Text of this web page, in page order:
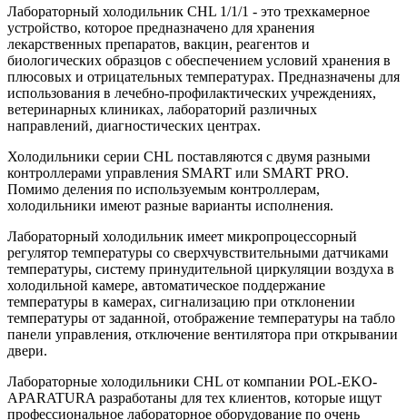
Лабораторный холодильник CHL 1/1/1 - это трехкамерное
устройство, которое предназначено для хранения
лекарственных препаратов, вакцин, реагентов и
биологических образцов с обеспечением условий хранения в
плюсовых и отрицательных температурах. Предназначены для
использования в лечебно-профилактических учреждениях,
ветеринарных клиниках, лабораторий различных
направлений, диагностических центрах.
Холодильники серии CHL поставляются с двумя разными
контроллерами управления SMART или SMART PRO.
Помимо деления по используемым контроллерам,
холодильники имеют разные варианты исполнения.
Лабораторный холодильник имеет микропроцессорный
регулятор температуры со сверхчувствительными датчиками
температуры, систему принудительной циркуляции воздуха в
холодильной камере, автоматическое поддержание
температуры в камерах, сигнализацию при отклонении
температуры от заданной, отображение температуры на табло
панели управления, отключение вентилятора при открывании
двери.
Лабораторные холодильники CHL от компании POL-EKO-
APARATURA разработаны для тех клиентов, которые ищут
профессиональное лабораторное оборудование по очень